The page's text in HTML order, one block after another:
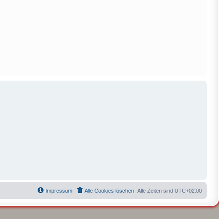
Alle Zeiten sind UTC+02:00
Alle Cookies löschen
Impressum